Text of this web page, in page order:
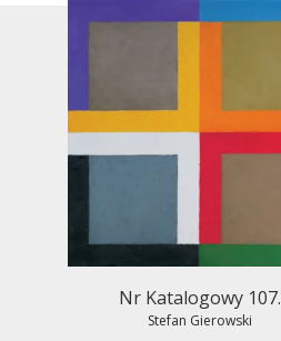
Nr Katalogowy 107.
Stefan Gierowski